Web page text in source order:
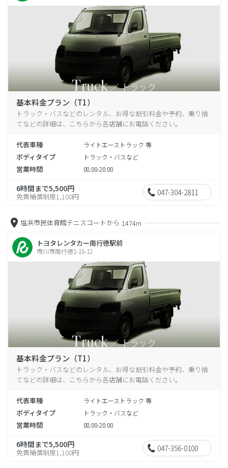
基本料金プラン（T1）
トラック・バスなどのレンタル、お得な割引料金や予約、乗り捨
てなどの詳細は、こちらから各店舗にお電話ください。
代表車種 ライトエーストラック 等
ボディタイプ トラック・バスなど
営業時間 08:00-20:00
6時間まで5,500円
免責補償制度1,100円 047-304-2811
塩浜市民体育館テニスコートから 1474m
トヨタレンタカー南行徳駅前
市川市南行徳1-16-12
基本料金プラン（T1）
トラック・バスなどのレンタル、お得な割引料金や予約、乗り捨
てなどの詳細は、こちらから各店舗にお電話ください。
代表車種 ライトエーストラック 等
ボディタイプ トラック・バスなど
営業時間 08:00-20:00
6時間まで5,500円
免責補償制度1,100円 047-356-0100